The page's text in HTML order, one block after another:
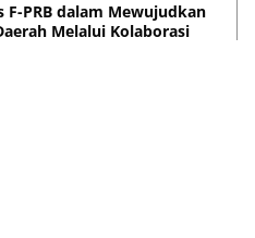
F-PRB dalam Mewujudkan
Melalui Kolaborasi